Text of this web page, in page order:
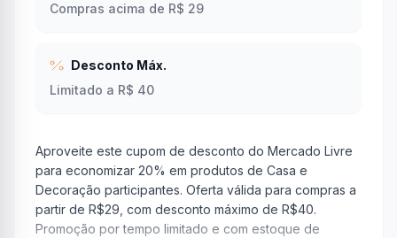
Compras acima de R$ 29
Desconto Máx.
Limitado a R$ 40
Aproveite este cupom de desconto do Mercado Livre
para economizar 20% em produtos de Casa e
Decoração participantes. Oferta válida para compras a
partir de R$29, com desconto máximo de R$40.
Promoção por tempo limitado e com estoque de